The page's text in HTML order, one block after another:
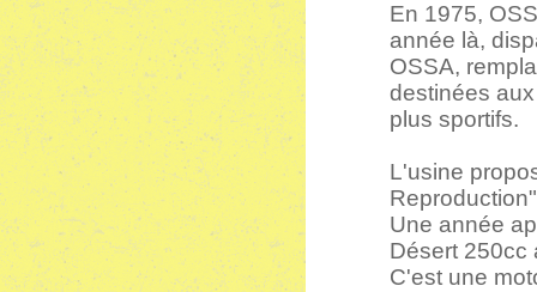
En 1975,
année là,
OSSA,
destinées
plus sportifs.
L'usine
Une année
Désert 250cc
C'est une